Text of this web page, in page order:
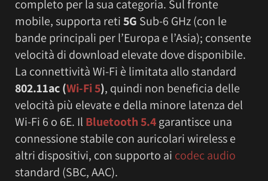
completo per la sua categoria. Sul fronte
mobile, supporta reti5G Sub-6 GHz (con le
bande principali per l’Europa e l’Asia); consente
velocità di download elevate dove disponibile.
La connettività Wi-Fi è limitata allo standard
802.11ac (Wi-Fi 5), quindi non beneficia delle
velocità più elevate e della minore latenza del
Wi-Fi 6 o 6E. Il Bluetooth 5.4garantisce una
connessione stabile con auricolari wireless e
altri dispositivi, con supporto ai codec audio
standard (SBC, AAC).